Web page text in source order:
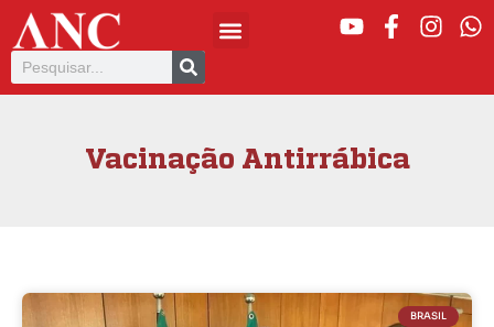
Vacinação Antirrábica
BRASIL